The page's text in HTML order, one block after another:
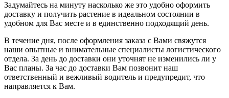
Задумайтесь на минуту насколько же это удобно оформить
доставку и получить растение в идеальном состоянии в
удобном для Вас месте и в единственно подходящий день.
В течение дня, после оформления заказа с Вами свяжутся
наши опытные и внимательные специалисты логистического
отдела. За день до доставки они уточнят не изменились ли у
Вас планы. За час до доставки Вам позвонит наш
ответственный и вежливый водитель и предупредит, что
направляется к Вам.